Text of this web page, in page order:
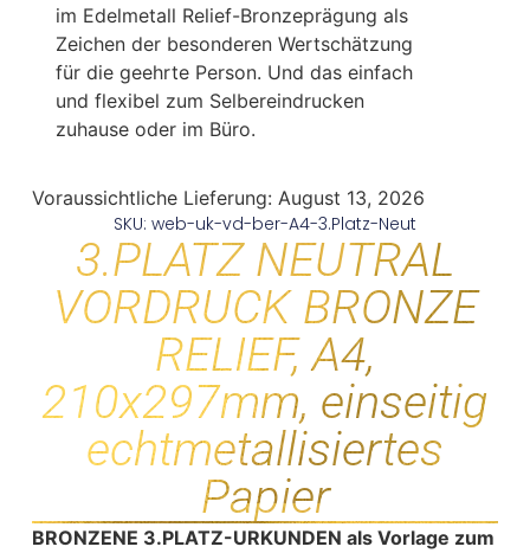
im Edelmetall Relief-Bronzeprägung als
Zeichen der besonderen Wertschätzung
für die geehrte Person. Und das einfach
und flexibel zum Selbereindrucken
zuhause oder im Büro.
Voraussichtliche Lieferung: August 13, 2026
SKU: web-uk-vd-ber-A4-3.Platz-Neut
3.PLATZ NEUTRAL
VORDRUCK BRONZE
RELIEF, A4,
210x297mm, einseitig
echtmetallisiertes
Papier
BRONZENE 3.PLATZ-URKUNDEN als Vorlage zum